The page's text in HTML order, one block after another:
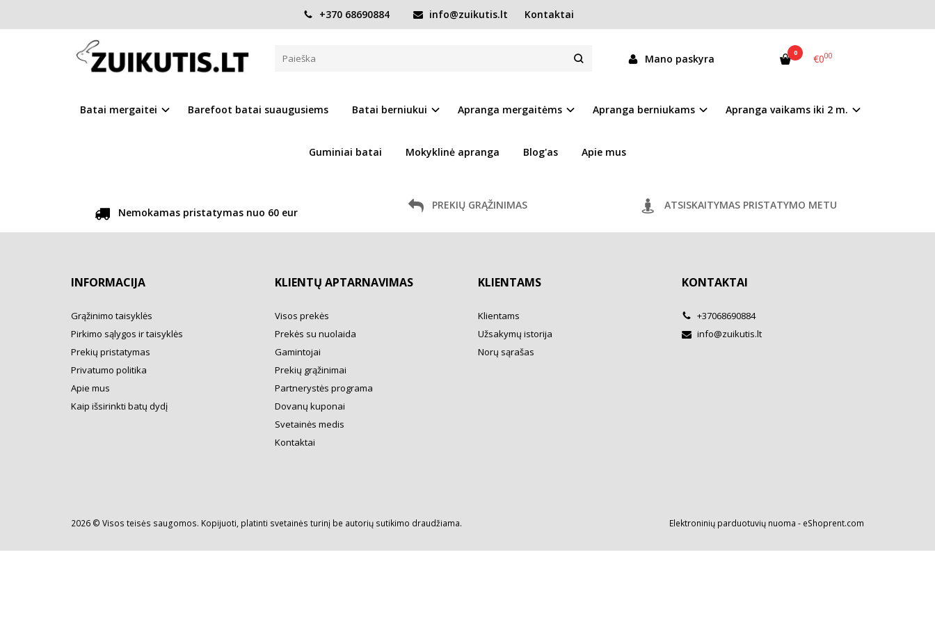
+370 68690884 info@zuikutis.lt Kontaktai
Mano paskyra 0 €000
Batai mergaitei Barefoot batai suaugusiems Batai berniukui Apranga mergaitėms Apranga berniukams Apranga vaikams iki 2 m.
Guminiai batai Mokyklinė apranga Blog'as Apie mus
M. CAM
Pagrindinis Pirkite pagal gamintoją M. Cam
Nemokamas pristatymas nuo 60 eur
PREKIŲ GRĄŽINIMAS ATSISKAITYMAS PRISTATYMO METU
INFORMACIJA
Grąžinimo taisyklės
Pirkimo sąlygos ir taisyklės
Prekių pristatymas
Privatumo politika
Apie mus
Kaip išsirinkti batų dydį
KLIENTŲ APTARNAVIMAS
Visos prekės
Prekės su nuolaida
Gamintojai
Prekių grąžinimai
Partnerystės programa
Dovanų kuponai
Svetainės medis
Kontaktai
KLIENTAMS
Klientams
Užsakymų istorija
Norų sąrašas
KONTAKTAI
+37068690884
info@zuikutis.lt
2026 © Visos teisės saugomos. Kopijuoti, platinti svetainės turinį be autorių sutikimo draudžiama. Elektroninių parduotuvių nuoma - eShoprent.com